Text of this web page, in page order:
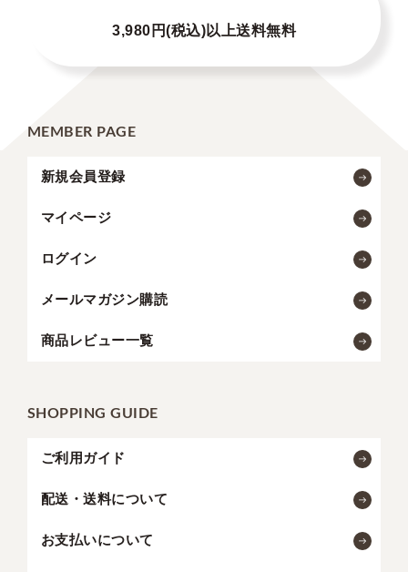
3,980円(税込)以上送料無料
MEMBER PAGE
新規会員登録
マイページ
ログイン
メールマガジン購読
商品レビュー一覧
SHOPPING GUIDE
ご利用ガイド
配送・送料について
お支払いについて